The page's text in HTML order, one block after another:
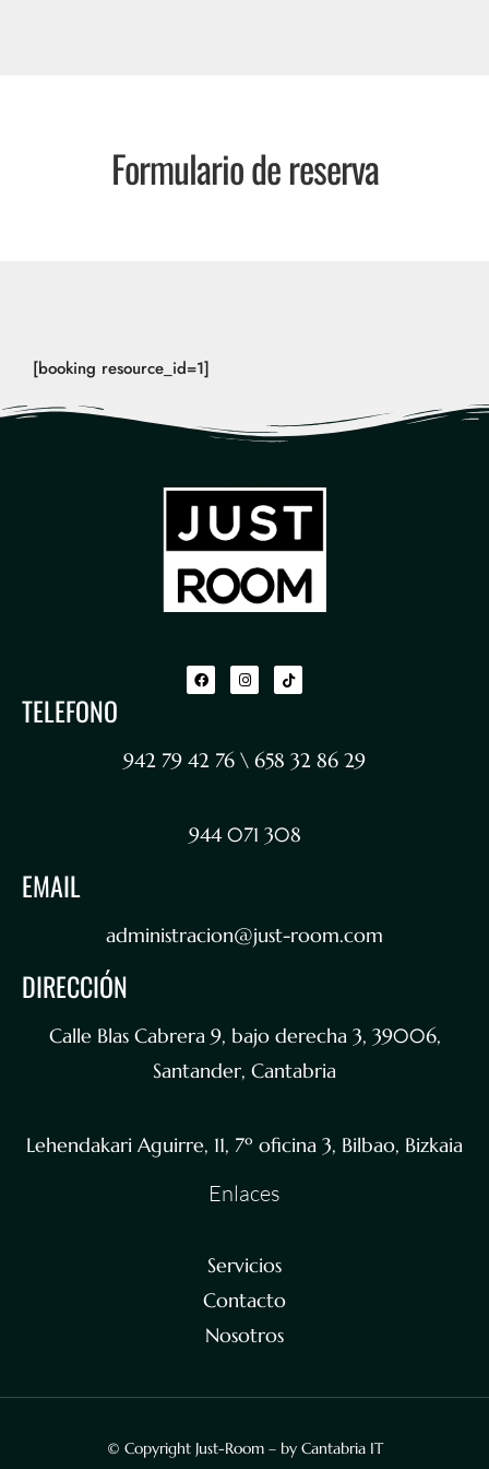
Formulario de reserva
[booking resource_id=1]
TELEFONO
942 79 42 76 \ 658 32 86 29
944 071 308
EMAIL
administracion@just-room.com
DIRECCIÓN
Calle Blas Cabrera 9, bajo derecha 3, 39006,
Santander, Cantabria
Lehendakari Aguirre, 11, 7º oficina 3, Bilbao, Bizkaia
Enlaces
Servicios
Contacto
Nosotros
© Copyright Just-Room – by Cantabria IT